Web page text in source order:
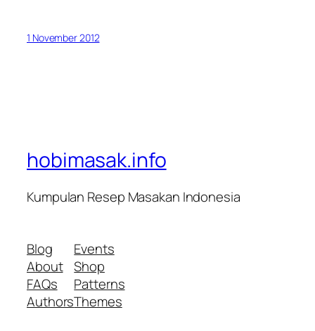
1 November 2012
hobimasak.info
Kumpulan Resep Masakan Indonesia
Blog
About
FAQs
Authors
Events
Shop
Patterns
Themes